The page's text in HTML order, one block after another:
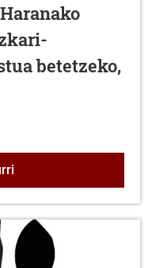
betetzeko,